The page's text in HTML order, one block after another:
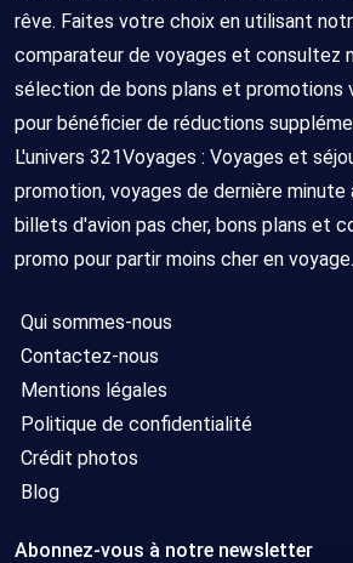
rêve. Faites votre choix en utilisant
comparateur de voyages et consultez
sélection de bons plans et promotions
pour bénéficier de réductions
L'univers 321Voyages : Voyages et
promotion, voyages de dernière minute
billets d'avion pas cher, bons plans et
promo pour partir moins cher en voyage.
Qui sommes-nous
Contactez-nous
Mentions légales
Politique de confidentialité
Crédit photos
Blog
Abonnez-vous à notre newsletter